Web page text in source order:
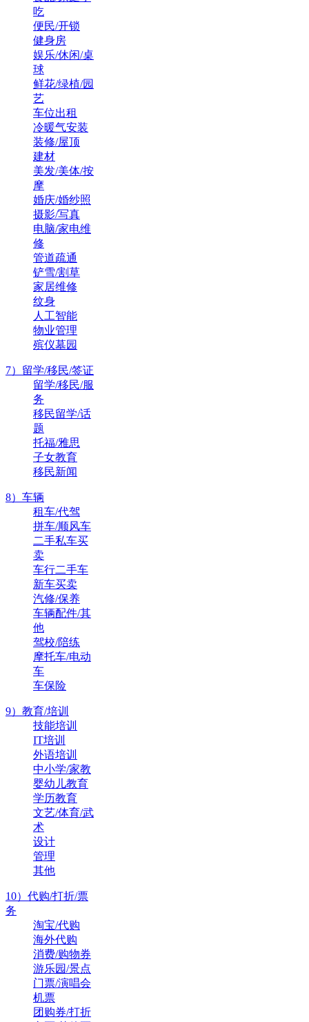
吃
便民/开锁
健身房
娱乐/休闲/桌
球
鲜花/绿植/园
艺
车位出租
冷暖气安装
装修/屋顶
建材
美发/美体/按
摩
婚庆/婚纱照
摄影/写真
电脑/家电维
修
管道疏通
铲雪/割草
家居维修
纹身
人工智能
物业管理
殡仪墓园
7）留学/移民/签证
留学/移民/服
务
移民留学/话
题
托福/雅思
子女教育
移民新闻
8）车辆
租车/代驾
拼车/顺风车
二手私车买
卖
车行二手车
新车买卖
汽修/保养
车辆配件/其
他
驾校/陪练
摩托车/电动
车
车保险
9）教育/培训
技能培训
IT培训
外语培训
中小学/家教
婴幼儿教育
学历教育
文艺/体育/武
术
设计
管理
其他
10）代购/打折/票
务
淘宝/代购
海外代购
消费/购物券
游乐园/景点
门票/演唱会
机票
团购券/打折